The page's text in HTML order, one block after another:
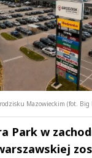
Mazowieckim (fot. Big
Park w